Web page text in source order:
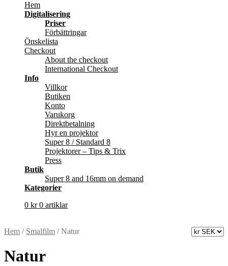
Hem
Digitalisering
Priser
Förbättringar
Önskelista
Checkout
About the checkout
International Checkout
Info
Villkor
Butiken
Konto
Varukorg
Direktbetalning
Hyr en projektor
Super 8 / Standard 8
Projektorer – Tips & Trix
Press
Butik
Super 8 and 16mm on demand
Kategorier
0 kr 0 artiklar
Hem / Smalfilm /Natur
Natur